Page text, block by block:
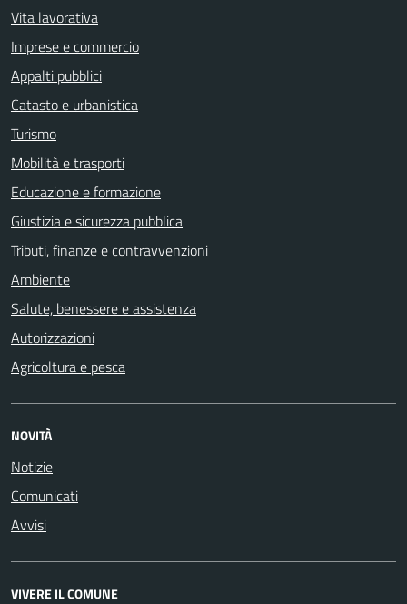
Vita lavorativa
Imprese e commercio
Appalti pubblici
Catasto e urbanistica
Turismo
Mobilità e trasporti
Educazione e formazione
Giustizia e sicurezza pubblica
Tributi, finanze e contravvenzioni
Ambiente
Salute, benessere e assistenza
Autorizzazioni
Agricoltura e pesca
NOVITÀ
Notizie
Comunicati
Avvisi
VIVERE IL COMUNE